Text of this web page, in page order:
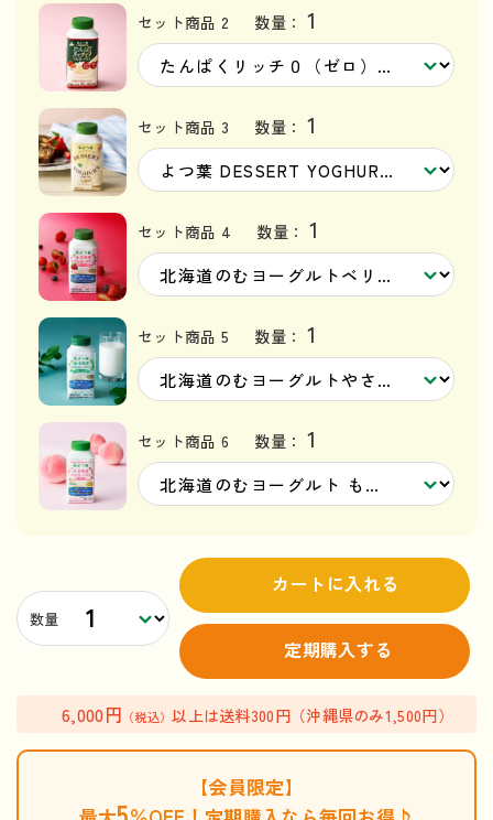
セット商品 2 数量： 1
セット商品 3 数量： 1
セット商品 4 数量： 1
セット商品 5 数量： 1
セット商品 6 数量： 1
数量
カートに入れる
定期購入する
6,000円 （税込）以上は送料300円（沖縄県のみ1,500円）
【会員限定】